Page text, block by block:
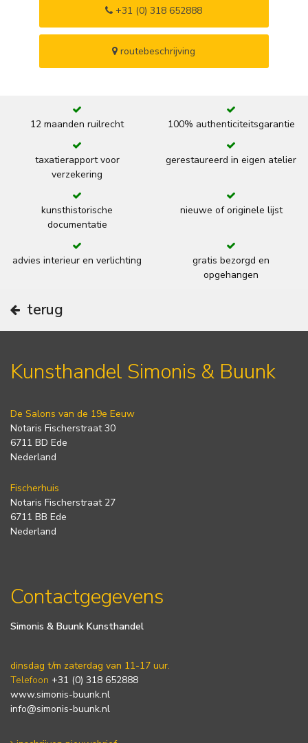
+31 (0) 318 652888
routebeschrijving
12 maanden ruilrecht 100% authenticiteitsgarantie
taxatierapport voor
verzekering
gerestaureerd in eigen atelier
kunsthistorische
documentatie
nieuwe of originele lijst
advies interieur en verlichting
gratis bezorgd en
opgehangen
terug
Kunsthandel Simonis & Buunk
De Salons van de 19e Eeuw
Notaris Fischerstraat 30
6711 BD Ede
Nederland
Fischerhuis
Notaris Fischerstraat 27
6711 BB Ede
Nederland
Contactgegevens
Simonis & Buunk Kunsthandel
dinsdag t/m zaterdag van 11-17 uur.
Telefoon +31 (0) 318 652888
www.simonis-buunk.nl
info@simonis-buunk.nl